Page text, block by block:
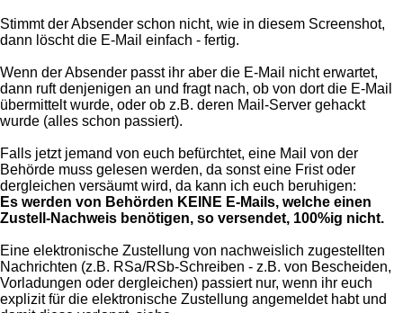
Stimmt der Absender schon nicht, wie in diesem Screenshot,
dann löscht die E-Mail einfach - fertig.
Wenn der Absender passt ihr aber die E-Mail nicht erwartet,
dann ruft denjenigen an und fragt nach, ob von dort die E-Mail
übermittelt wurde, oder ob z.B. deren Mail-Server gehackt
wurde (alles schon passiert).
Falls jetzt jemand von euch befürchtet, eine Mail von der
Behörde muss gelesen werden, da sonst eine Frist oder
dergleichen versäumt wird, da kann ich euch beruhigen:
Es werden von Behörden KEINE E-Mails, welche einen
Zustell-Nachweis benötigen, so versendet, 100%ig nicht.
Eine elektronische Zustellung von nachweislich zugestellten
Nachrichten (z.B. RSa/RSb-Schreiben - z.B. von Bescheiden,
Vorladungen oder dergleichen) passiert nur, wenn ihr euch
explizit für die elektronische Zustellung angemeldet habt und